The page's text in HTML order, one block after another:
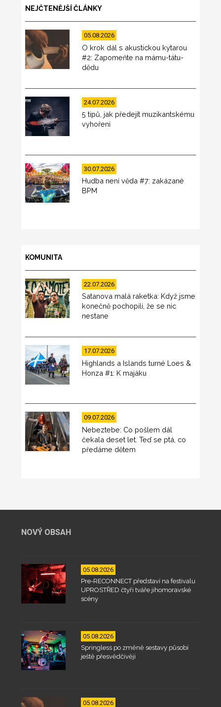
NEJČTENĚJŠÍ ČLÁNKY
05.08.2026
O krok dál s akustickou kytarou
#2: Zapomeňte na mámu-tátu-
dědu
24.07.2026
5 tipů, jak předejít muzikantskému
vyhoření
30.07.2026
Hudba není věda #7: zakázané
BPM
KOMUNITA
22.07.2026
Satanova malá raketka: Když jsme
konečně pochopili, že se nic
nestane
17.07.2026
Highlands a Islands turné Loes &
Honza #1: K majáku
09.07.2026
Nebeztebe: Co pošlem dál
čekala deset let. Teď se ptá, co
předáme dětem
NOVÝ OBSAH
05.08.2026
Pre-RECONNECT představí na festivalu
UPROSTŘED čtyři tváře jihomoravské
scény
05.08.2026
Springless po změně sestavy působí
ještě přesvědčivěji
05.08.2026